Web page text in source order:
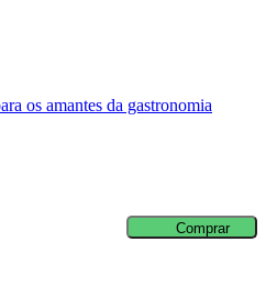
os amantes da gastronomia
Comprar